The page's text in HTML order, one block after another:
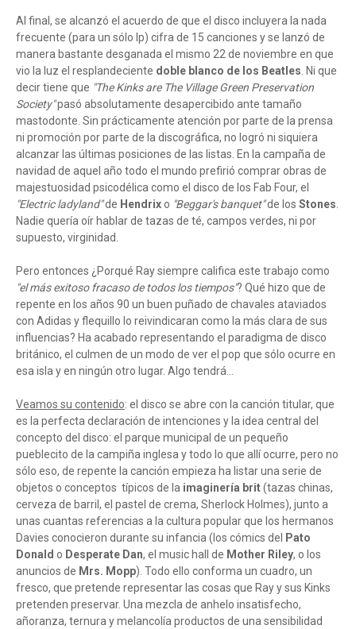
Al final, se alcanzó el acuerdo de que el disco incluyera la nada
frecuente (para un sólo lp) cifra de 15 canciones y se lanzó de
manera bastante desganada el mismo 22 de noviembre en que
vio la luz el resplandeciente doble blanco de los Beatles. Ni que
decir tiene que "The Kinks are The Village Green Preservation
Society"pasó absolutamente desapercibido ante tamaño
mastodonte. Sin prácticamente atención por parte de la prensa
ni promoción por parte de la discográfica, no logró ni siquiera
alcanzar las últimas posiciones de las listas. En la campaña de
navidad de aquel año todo el mundo prefirió comprar obras de
majestuosidad psicodélica como el disco de los Fab Four, el
"Electric ladyland"de Hendrixo "Beggar's banquet"de los Stones.
Nadie quería oír hablar de tazas de té, campos verdes, ni por
supuesto, virginidad.
Pero entonces ¿Porqué Ray siempre califica este trabajo como
"el más exitoso fracaso de todos los tiempos"? Qué hizo que de
repente en los años 90 un buen puñado de chavales ataviados
con Adidas y flequillo lo reivindicaran como la más clara de sus
influencias? Ha acabado representando el paradigma de disco
británico, el culmen de un modo de ver el pop que sólo ocurre en
esa isla y en ningún otro lugar. Algo tendrá...
Veamos su contenido: el disco se abre con la canción titular, que
es la perfecta declaración de intenciones y la idea central del
concepto del disco: el parque municipal de un pequeño
pueblecito de la campiña inglesa y todo lo que allí ocurre, pero no
sólo eso, de repente la canción empieza ha listar una serie de
objetos o conceptos típicos de la imaginería brit(tazas chinas,
cerveza de barril, el pastel de crema, Sherlock Holmes), junto a
unas cuantas referencias a la cultura popular que los hermanos
Davies conocieron durante su infancia (los cómics del
Pato
Donald o Desperate Dan, el music hall de Mother Riley, o los
anuncios de Mrs. Mopp). Todo ello conforma un cuadro, un
fresco, que pretende representar las cosas que Ray y sus Kinks
pretenden preservar. Una mezcla de anhelo insatisfecho,
añoranza, ternura y melancolía productos de una sensibilidad